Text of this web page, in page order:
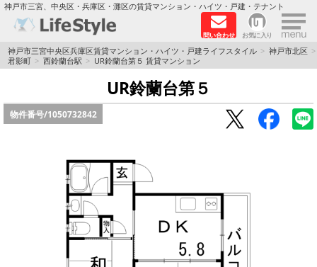
神戸市三宮、中央区・兵庫区・灘区の賃貸マンション・ハイツ・戸建・テナント
問い合わせ お気に入り ×
TOPページ
神戸の単身向けマンション特集
新築物件
保証人不要
リノベーション物件
神戸市三宮中央区兵庫区賃貸マンション・ハイツ・戸建ライフスタイル
神戸市北区
君影町
西鈴蘭台駅 UR鈴蘭台第５ 賃貸マンション
UR鈴蘭台第５
物件番号/1050732842